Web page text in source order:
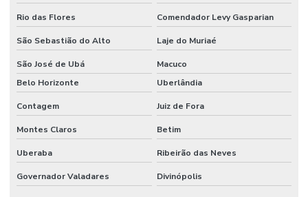
Montagem eletromecânica industrial
Montagem de equipamentos industriais
Montagem de galpão
Montagem de galpão em estrutura metálica
Montagem industrial
Rio das Flores Comendador Levy Gasparian
São Sebastião do Alto Laje do Muriaé
São José de Ubá
Macuco
Belo Horizonte
Uberlândia
Contagem Juiz de Fora
Montes Claros Betim
Uberaba Ribeirão das Neves
Governador Valadares Divinópolis